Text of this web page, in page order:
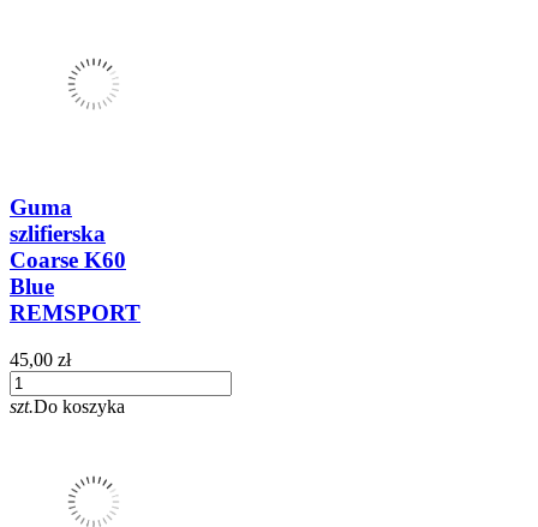
Guma
szlifierska
Coarse K60
Blue
REMSPORT
45,00 zł
szt.Do koszyka